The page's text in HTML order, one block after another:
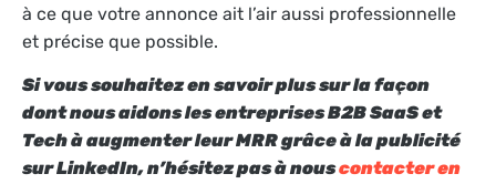
à ce que votre annonce ait l’air aussi professionnelle
et précise que possible.
Si vous souhaitez en savoir plus sur la façon
dont nous aidons les entreprises B2B SaaS et
Tech à augmenter leur MRR grâce à la publicité
sur LinkedIn, n’hésitez pas à nouscontacter en